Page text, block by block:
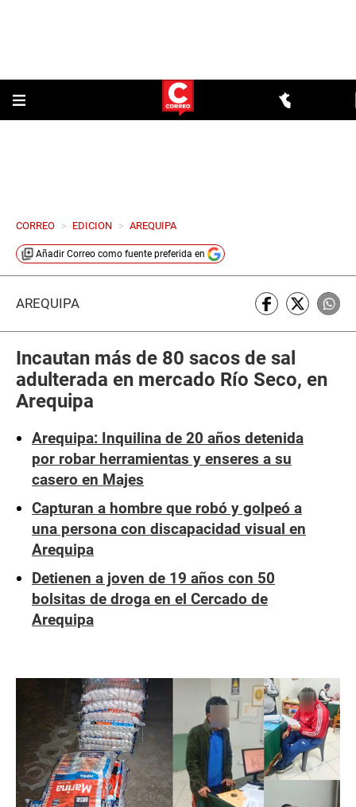
CORREO > EDICION > AREQUIPA
Añadir Correo como fuente preferida en
AREQUIPA
Incautan más de 80 sacos de sal
adulterada en mercado Río Seco, en
Arequipa
Arequipa: Inquilina de 20 años detenida
por robar herramientas y enseres a su
casero en Majes
Capturan a hombre que robó y golpeó a
una persona con discapacidad visual en
Arequipa
Detienen a joven de 19 años con 50
bolsitas de droga en el Cercado de
Arequipa